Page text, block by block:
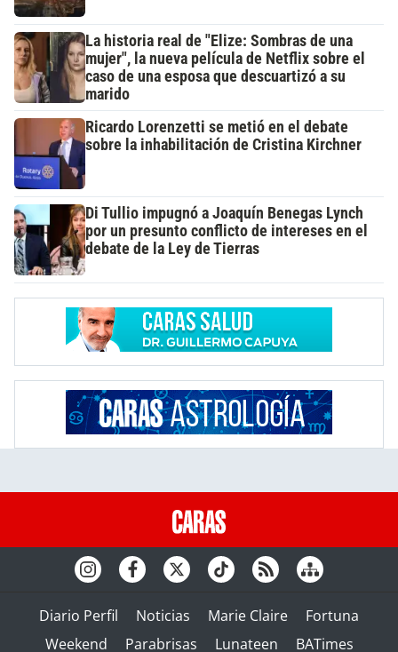
La historia real de "Elize: Sombras de una
mujer", la nueva película de Netflix sobre el
caso de una esposa que descuartizó a su
marido
Ricardo Lorenzetti se metió en el debate
sobre la inhabilitación de Cristina Kirchner
Di Tullio impugnó a Joaquín Benegas Lynch
por un presunto conflicto de intereses en el
debate de la Ley de Tierras
Diario Perfil Noticias Marie Claire
Fortuna
Weekend
Parabrisas Lunateen BATimes